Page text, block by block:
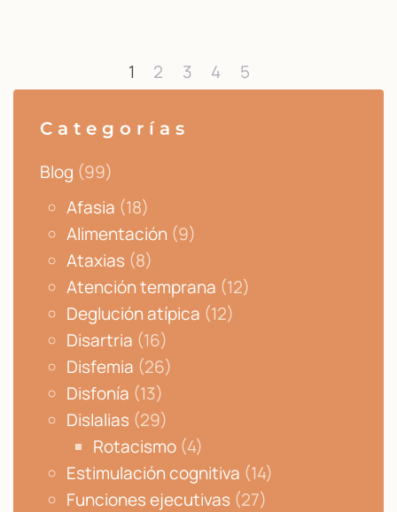
1 2 3 4 5
Categorías
Blog (99)
Afasia (18)
Alimentación (9)
Ataxias (8)
Atención temprana (12)
Deglución atípica (12)
Disartria (16)
Disfemia (26)
Disfonía (13)
Dislalias (29)
Rotacismo (4)
Estimulación cognitiva (14)
Funciones ejecutivas (27)